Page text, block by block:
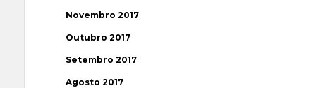
Novembro 2017
Outubro 2017
Setembro 2017
Agosto 2017